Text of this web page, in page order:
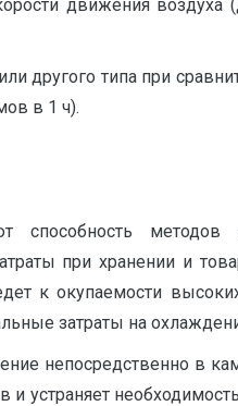
движения
другого типа при
в 1 ч).
способность методов
при хранении и
к окупаемости
затраты на
непосредственно в
устраняет